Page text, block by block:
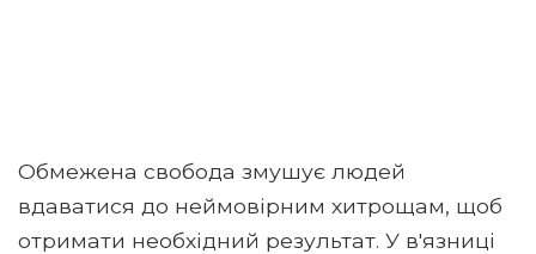
Обмежена свобода змушує людей
вдаватися до неймовірним хитрощам, щоб
отримати необхідний результат. У в'язниці